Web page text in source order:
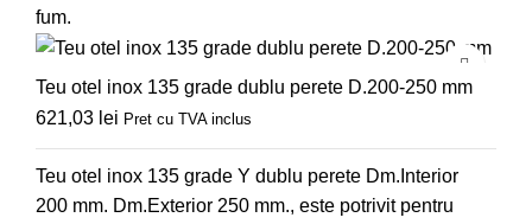
fum.
Teu otel inox 135 grade dublu perete D.200-250 mm
621,03 lei Pret cu TVA inclus
Teu otel inox 135 grade Y dublu perete Dm.Interior
200 mm. Dm.Exterior 250 mm., este potrivit pentru